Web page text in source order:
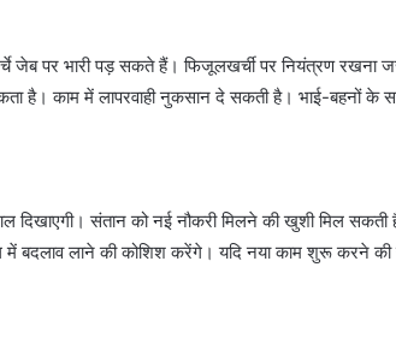
जेब पर भारी पड़ सकते हैं। फिजूलखर्ची पर नियंत्रण रखना
है। काम में लापरवाही नुकसान दे सकती है। भाई-बहनों के
दिखाएगी। संतान को नई नौकरी मिलने की खुशी मिल
बदलाव लाने की कोशिश करेंगे। यदि नया काम शुरू करने की